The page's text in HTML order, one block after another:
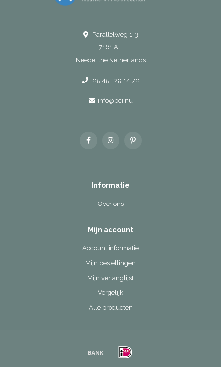
Parallelweg 1-3
7161 AE
Neede, the Netherlands
05 45 - 29 14 70
info@bci.nu
Informatie
Over ons
Mijn account
Account informatie
Mijn bestellingen
Mijn verlanglijst
Vergelijk
Alle producten